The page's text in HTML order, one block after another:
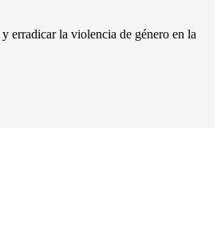
erradicar la violencia de género en la